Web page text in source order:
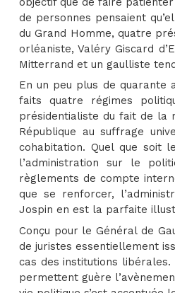
de personnes pensaient
du Grand Homme, quatre
orléaniste, Valéry Giscard
Mitterrand et un gaulliste
En un peu plus de quarante
faits quatre régimes
présidentialiste du fait de la
République au suffrage
cohabitation. Quel que soit
l’administration sur le
règlements de compte
que se renforcer,
Jospin en est la parfaite
Conçu pour le Général de
de juristes essentiellement
cas des institutions libérales.
permettent guère